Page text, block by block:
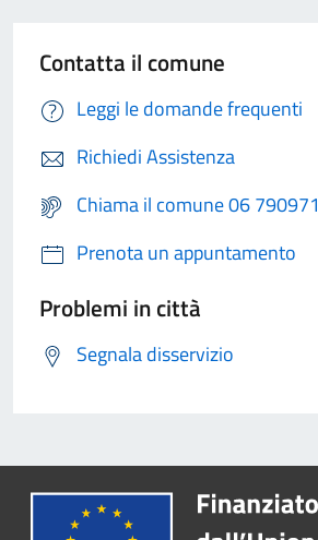
Contatta il comune
Leggi le domande frequenti
Richiedi Assistenza
Chiama il comune 06 790971
Prenota un appuntamento
Problemi in città
Segnala disservizio